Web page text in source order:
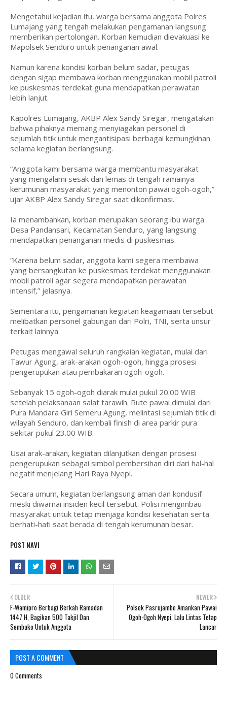
Mengetahui kejadian itu, warga bersama anggota Polres
Lumajang yang tengah melakukan pengamanan langsung
memberikan pertolongan. Korban kemudian dievakuasi ke
Mapolsek Senduro untuk penanganan awal.
Namun karena kondisi korban belum sadar, petugas
dengan sigap membawa korban menggunakan mobil patroli
ke puskesmas terdekat guna mendapatkan perawatan
lebih lanjut.
Kapolres Lumajang, AKBP Alex Sandy Siregar, mengatakan
bahwa pihaknya memang menyiagakan personel di
sejumlah titik untuk mengantisipasi berbagai kemungkinan
selama kegiatan berlangsung.
“Anggota kami bersama warga membantu masyarakat
yang mengalami sesak dan lemas di tengah ramainya
kerumunan masyarakat yang menonton pawai ogoh-ogoh,”
ujar AKBP Alex Sandy Siregar saat dikonfirmasi.
Ia menambahkan, korban merupakan seorang ibu warga
Desa Pandansari, Kecamatan Senduro, yang langsung
mendapatkan penanganan medis di puskesmas.
“Karena belum sadar, anggota kami segera membawa
yang bersangkutan ke puskesmas terdekat menggunakan
mobil patroli agar segera mendapatkan perawatan
intensif,” jelasnya.
Sementara itu, pengamanan kegiatan keagamaan tersebut
melibatkan personel gabungan dari Polri, TNI, serta unsur
terkait lainnya.
Petugas mengawal seluruh rangkaian kegiatan, mulai dari
Tawur Agung, arak-arakan ogoh-ogoh, hingga prosesi
pengerupukan atau pembakaran ogoh-ogoh.
Sebanyak 15 ogoh-ogoh diarak mulai pukul 20.00 WIB
setelah pelaksanaan salat tarawih. Rute pawai dimulai dari
Pura Mandara Giri Semeru Agung, melintasi sejumlah titik di
wilayah Senduro, dan kembali finish di area parkir pura
sekitar pukul 23.00 WIB.
Usai arak-arakan, kegiatan dilanjutkan dengan prosesi
pengerupukan sebagai simbol pembersihan diri dari hal-hal
negatif menjelang Hari Raya Nyepi.
Secara umum, kegiatan berlangsung aman dan kondusif
meski diwarnai insiden kecil tersebut. Polisi mengimbau
masyarakat untuk tetap menjaga kondisi kesehatan serta
berhati-hati saat berada di tengah kerumunan besar.
POST NAVI
NEWER
Polsek Pasrujambe Amankan Pawai
Ogoh-Ogoh Nyepi, Lalu Lintas Tetap
Lancar
OLDER
F-Wamipro Berbagi Berkah Ramadan
1447 H, Bagikan 500 Takjil Dan
Sembako Untuk Anggota
POST A COMMENT
0 Comments